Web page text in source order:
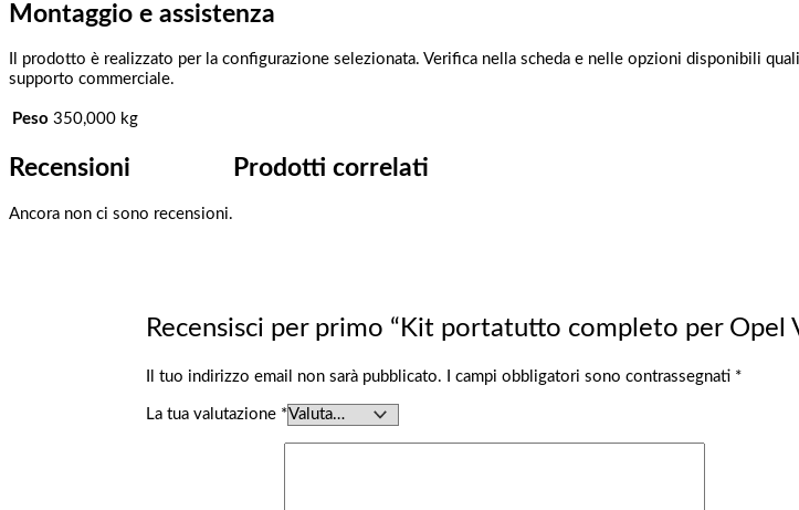
Montaggio e assistenza
Il prodotto è realizzato per la configurazione selezionata. Verifica nella scheda e nelle opzioni disponibili
supporto commerciale.
Peso 350,000 kg
Recensioni
Ancora non ci sono recensioni.
Recensisci per primo “Kit portatutto completo per Opel
Il tuo indirizzo email non sarà pubblicato. I campi obbligatori sono contrassegnati *
La tua valutazione *
Prodotti correlati